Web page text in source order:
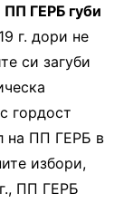
ПП ГЕРБ губи
г. дори не
си загуби
гордост
на ПП ГЕРБ в
избори,
ПП ГЕРБ